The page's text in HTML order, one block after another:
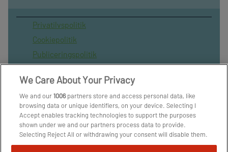
Privatilvspolitik
Cookiepolitik
Publiceringspolitik
Spil ansvarligt
Administrer samtykke
Arkiv
Om os
We Care About Your Privacy
We and our1006partners store and access personal data, like
browsing data or unique identifiers, on your device. Selecting I
Accept enables tracking technologies to support the purposes
shown under we and our partners process data to provide.
Selecting Reject All or withdrawing your consent will disable them.
If trackers are disabled, some content and ads you see may not be